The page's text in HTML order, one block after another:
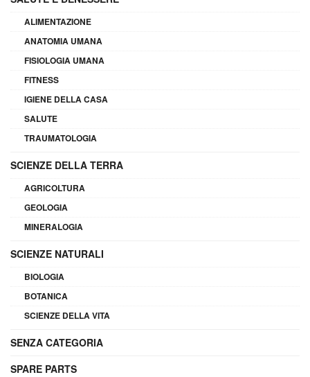
ALIMENTAZIONE
ANATOMIA UMANA
FISIOLOGIA UMANA
FITNESS
IGIENE DELLA CASA
SALUTE
TRAUMATOLOGIA
SCIENZE DELLA TERRA
AGRICOLTURA
GEOLOGIA
MINERALOGIA
SCIENZE NATURALI
BIOLOGIA
BOTANICA
SCIENZE DELLA VITA
SENZA CATEGORIA
SPARE PARTS